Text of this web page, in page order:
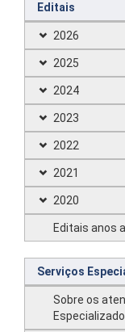
Editais
2026
2025
2024
2023
2022
2021
2020
Editais anos
Serviços
Sobre os